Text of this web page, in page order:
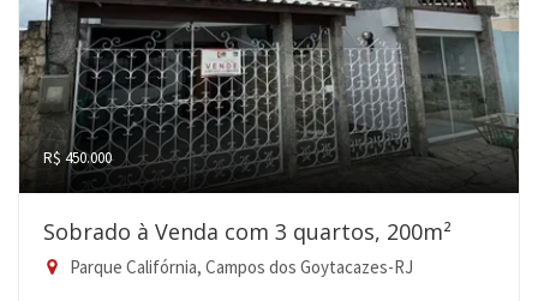
R$ 450.000
Sobrado à Venda com 3 quartos, 200m²
Parque Califórnia, Campos dos Goytacazes-RJ